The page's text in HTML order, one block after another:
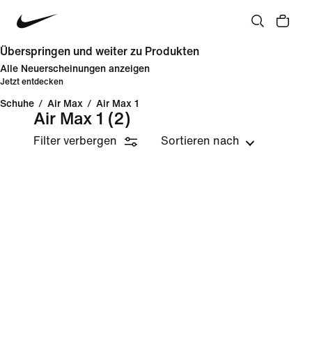
Überspringen und weiter zu Produkten
Alle Neuerscheinungen anzeigen
Jetzt entdecken
Schuhe / Air Max / Air Max 1
Air Max 1 (2)
Filter verbergen Sortieren nach